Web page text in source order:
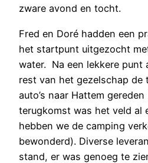
zware avond en tocht.
Fred en Doré hadden een
het startpunt uitgezocht
water. Na een lekkere punt
rest van het gezelschap de
auto’s naar Hattem
terugkomst was het veld al
hebben we de camping
bewonderd). Diverse
stand, er was genoeg te